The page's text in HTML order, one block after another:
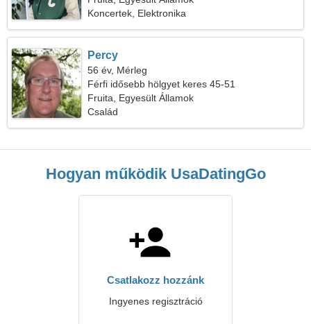
Koncertek, Elektronika
Percy
56 év, Mérleg
Férfi idősebb hölgyet keres 45-51
Fruita, Egyesült Államok
Család
Hogyan működik UsaDatingGo
Csatlakozz hozzánk
Ingyenes regisztráció